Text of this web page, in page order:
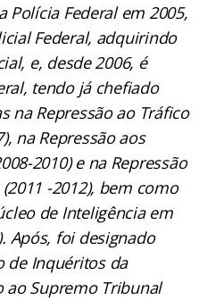
Polícia Federal em 2005,
Federal, adquirindo
e, desde 2006, é
tendo já chefiado
na Repressão ao Tráfico
na Repressão aos
2010) e na Repressão
-2012), bem como
de Inteligência em
Após, foi designado
de Inquéritos da
ao Supremo Tribunal